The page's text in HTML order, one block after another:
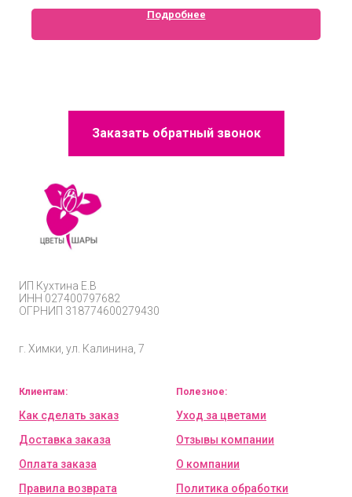
Подробнее
Заказать обратный звонок
ИП Кухтина Е.В
ИНН 027400797682
ОГРНИП 318774600279430
г. Химки, ул. Калинина, 7
Клиентам:
Как сделать заказ
Доставка заказа
Оплата заказа
Правила возврата
Полезное:
Уход за цветами
Отзывы компании
О компании
Политика обработки